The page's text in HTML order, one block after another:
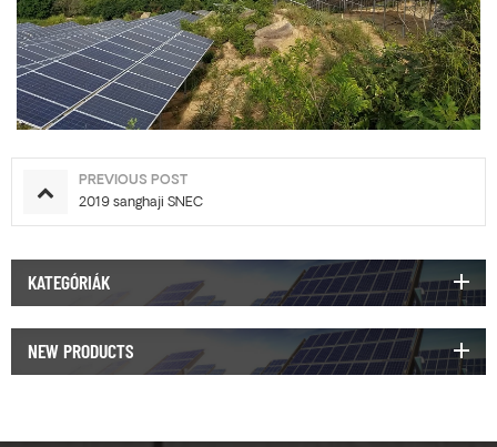
PREVIOUS POST
2019 sanghaji SNEC
KATEGÓRIÁK
NEW PRODUCTS